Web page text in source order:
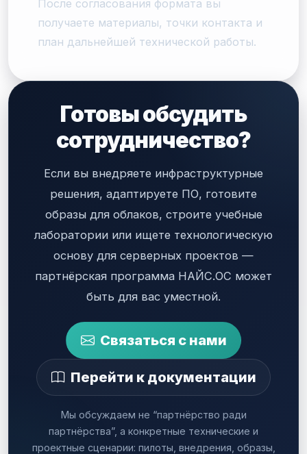
После согласования формата вы
получаете материалы, точки контакта и
план дальнейшей технической работы.
Готовы обсудить
сотрудничество?
Если вы внедряете инфраструктурные
решения, адаптируете ПО, готовите
образы для облаков, строите учебные
лаборатории или ищете технологическую
основу для серверных проектов —
партнёрская программа НАЙС.ОС может
быть для вас уместной.
Связаться с нами
Перейти к документации
Мы обсуждаем не “партнёрство ради
партнёрства”, а конкретные технические и
проектные сценарии: пилоты, внедрения, образы,